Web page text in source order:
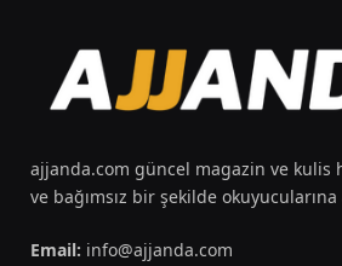
ajjanda.com güncel magazin ve kulis
ve bağımsız bir şekilde
Email: info@ajjanda.com